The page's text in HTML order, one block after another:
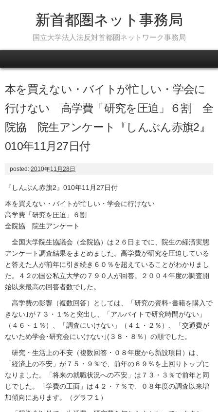
新首都圏ネット事務局
国立大学法人法反対首都圏ネットワーク事務局
本を買えない・バイトが忙しい・学会に
行けない 高学費「研究を圧迫」６割 全
院協 院生アンケート『しんぶん赤旗2』
010年11月27日付
posted: 2010年11月28日
『しんぶん赤旗2』010年11月27日付
本を買えない・バイトが忙しい・学会に行けない
高学費「研究を圧迫」６割
全院協 院生アンケート
全国大学院生協議会（全院協）は２６日までに、院生の経済実態
アンケート調査結果をまとめました。高学費が研究を圧迫している
と答えた人が前年に引き続き６０％を超えていることがわかりまし
た。４２の国公私立大学の７９０人が回答。２００４年度の調査開
始以来最高の回答者数でした。
高学費の影響（複数回答）としては、「研究の資料･書籍を購入で
きない｣が７３・１％と突出し、「アルバイトで研究時間がない」
（４６・１％）、「調査にいけない」（４１・２％）、「交通費が
ないため学会･研究会にいけない｣(３８・８％）の順でした。
研究・生活上の不安（複数回答・０８年度から新設項目）は、
「経済上の不安」が７５・９％で、前年の６９％を上回りトップに
なりました。「将来の就職状況への不安」は７３・３％で前年と同
じでした。「学費の工面」は４２・７％で、０８年度の調査以来増
加傾向にあります。（グラフ１）